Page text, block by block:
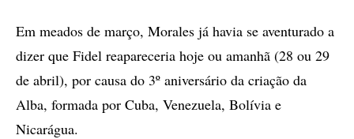
Em meados de março, Morales já havia se aventurado a
dizer que Fidel reapareceria hoje ou amanhã (28 ou 29
de abril), por causa do 3º aniversário da criação da
Alba, formada por Cuba, Venezuela, Bolívia e
Nicarágua.